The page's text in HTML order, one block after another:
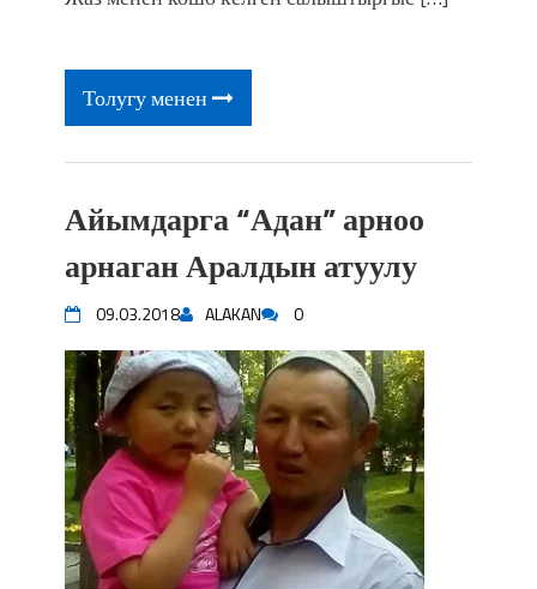
Толугу менен
Айымдарга “Адан” арноо
арнаган Аралдын атуулу
09.03.2018 ALAKAN 0